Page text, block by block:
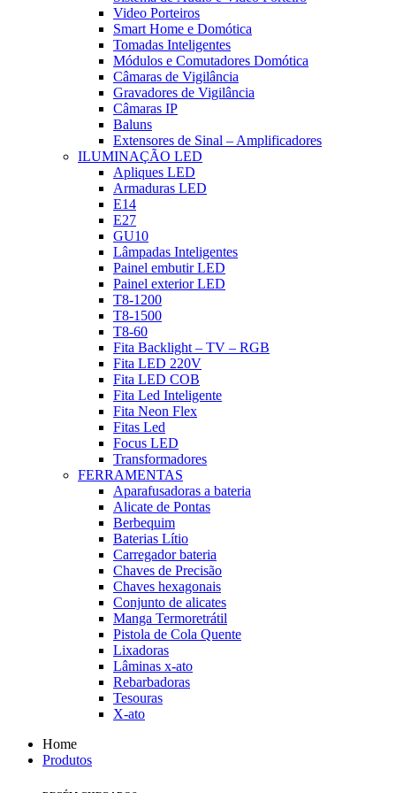
Video Porteiros
Smart Home e Domótica
Tomadas Inteligentes
Módulos e Comutadores Domótica
Câmaras de Vigilância
Gravadores de Vigilância
Câmaras IP
Baluns
Extensores de Sinal – Amplificadores
ILUMINAÇÃO LED
Apliques LED
Armaduras LED
E14
E27
GU10
Lâmpadas Inteligentes
Painel embutir LED
Painel exterior LED
T8-1200
T8-1500
T8-60
Fita Backlight – TV – RGB
Fita LED 220V
Fita LED COB
Fita Led Inteligente
Fita Neon Flex
Fitas Led
Focus LED
Transformadores
FERRAMENTAS
Aparafusadoras a bateria
Alicate de Pontas
Berbequim
Baterias Lítio
Carregador bateria
Chaves de Precisão
Chaves hexagonais
Conjunto de alicates
Manga Termoretrátil
Pistola de Cola Quente
Lixadoras
Lâminas x-ato
Rebarbadoras
Tesouras
X-ato
Home
Produtos